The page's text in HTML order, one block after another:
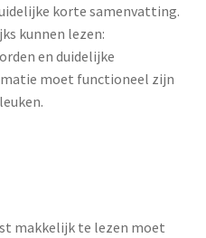
korte samenvatting.
kunnen lezen:
en duidelijke
moet functioneel zijn
makkelijk te lezen moet